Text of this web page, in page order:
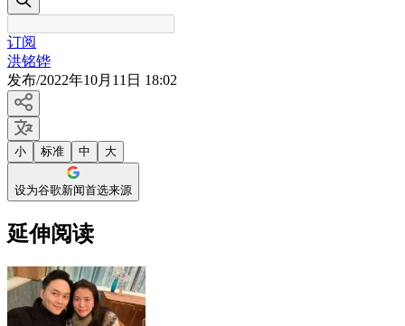
订阅
洪铭铧
发布/2022年10月11日 18:02
小 标准 中 大
设为谷歌新闻首选来源
延伸阅读